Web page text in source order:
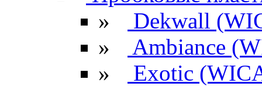
»
Dekwall
»
Ambiance
»
Exotic